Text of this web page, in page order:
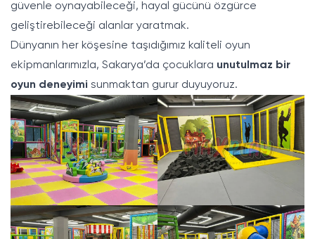
güvenle oynayabileceği, hayal gücünü özgürce
geliştirebileceği alanlar yaratmak.
Dünyanın her köşesine taşıdığımız kaliteli oyun
ekipmanlarımızla, Sakarya’da çocuklara unutulmaz bir
oyun deneyimi sunmaktan gurur duyuyoruz.